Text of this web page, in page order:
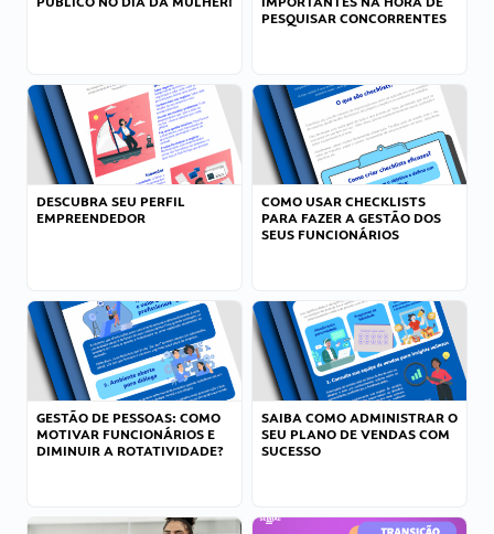
PESQUISAR CONCORRENTES
DESCUBRA SEU PERFIL
EMPREENDEDOR
COMO USAR CHECKLISTS
PARA FAZER A GESTÃO DOS
SEUS FUNCIONÁRIOS
GESTÃO DE PESSOAS: COMO
MOTIVAR FUNCIONÁRIOS E
DIMINUIR A ROTATIVIDADE?
SAIBA COMO ADMINISTRAR O
SEU PLANO DE VENDAS COM
SUCESSO